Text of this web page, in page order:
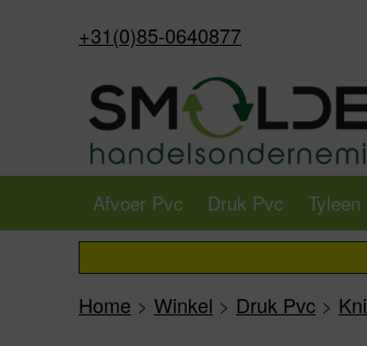
+31(0)85-0640877
Afvoer Pvc Druk Pvc Tyleen
Home > Winkel > Druk Pvc >